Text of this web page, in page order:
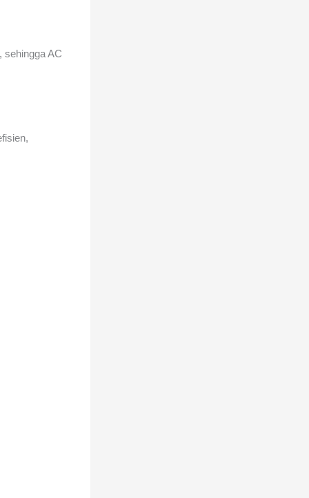
sehingga AC